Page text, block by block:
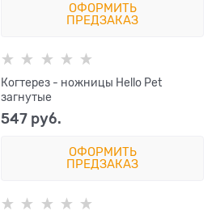
ОФОРМИТЬ
ПРЕДЗАКАЗ
Когтерез - ножницы Hello Pet
загнутые
547 руб.
ОФОРМИТЬ
ПРЕДЗАКАЗ